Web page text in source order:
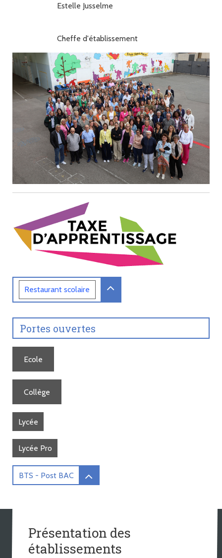
Estelle Jusselme
Cheffe d'établissement
Restaurantscolaire
Portes ouvertes
Ecole
Collège
Lycée
Lycée Pro
BTS - Post BAC
Présentation des
établissements